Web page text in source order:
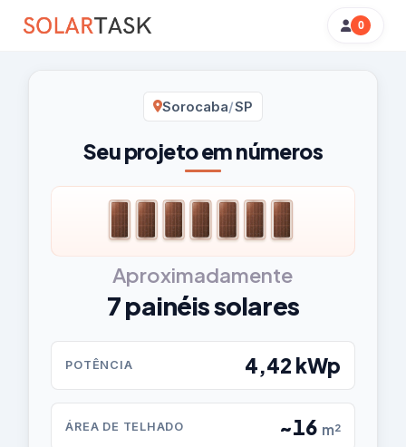
0
simulação
Sorocaba/SP
Seu projeto em números
Aproximadamente
7 painéis solares
POTÊNCIA 4,42 kWp
ÁREA DE TELHADO ~16 m²